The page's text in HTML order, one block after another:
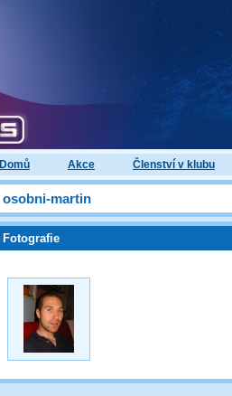
Domů Akce Členství v klubu
osobni-martin
Fotografie